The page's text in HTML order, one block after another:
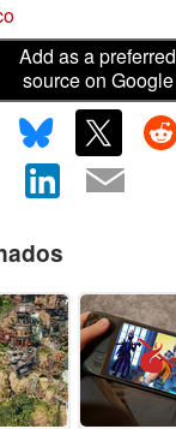
Add as a preferred
source on Google